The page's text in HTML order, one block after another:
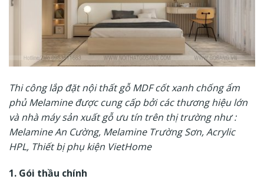
Thi công lắp đặt nội thất gỗ MDF cốt xanh chống ẩm
phủ Melamine được cung cấp bởi các thương hiệu lớn
và nhà máy sản xuất gỗ ưu tín trên thị trường như :
MelamineAn Cường, Melamine Trường Sơn, Acrylic
HPL, Thiết bị phụ kiện VietHome
1. Gói thầu chính